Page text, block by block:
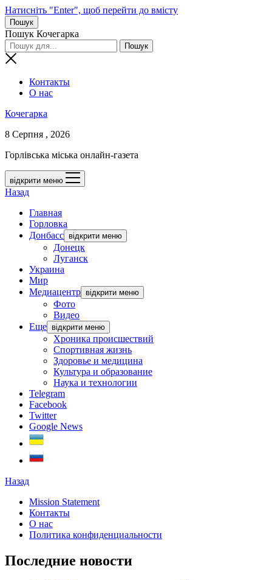
Натисніть "Enter", щоб перейти до вмісту
Пошук
Пошук Кочегарка
Контакты
О нас
Кочегарка
8 Серпня , 2026
Горлівська міська онлайн-газета
відкрити меню
Назад
Главная
Горловка
Донбасс відкрити меню
Донецк
Луганск
Украина
Мир
Медиацентр відкрити меню
Фото
Видео
Еще відкрити меню
Хроника происшествий
Спортивная жизнь
Здоровье и медицина
Культура и образование
Наука и технологии
Telegram
Facebook
Twitter
Google News
Назад
Mission Statement
Контакты
О нас
Политика конфиденциальности
Последние новости